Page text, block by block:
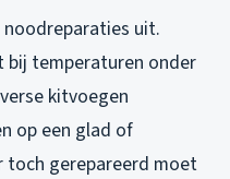
noodreparaties uit.
bij temperaturen onder
kitvoegen
op een glad of
toch gerepareerd moet